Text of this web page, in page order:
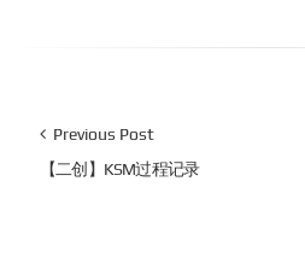
Previous Post
【二创】KSM过程记录